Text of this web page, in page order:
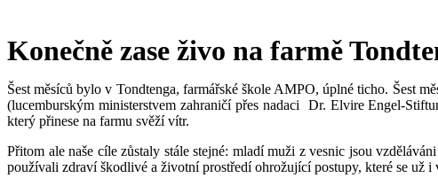
Konečně zase živo na farmě
Šest měsíců bylo v Tondtenga, farmářské škole AMPO, úplné ticho. Šest
(lucemburským ministerstvem zahraničí přes nadaci Dr. Elvire Engel-
který přinese na farmu svěží vítr.
Přitom ale naše cíle zůstaly stále stejné: mladí muži z vesnic jsou
používali zdraví škodlivé a životní prostředí ohrožující postupy, které se už i